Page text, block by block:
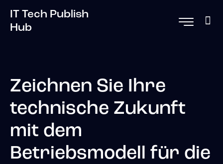
IT Tech Publish
Hub
Zeichnen Sie Ihre
technische Zukunft
mit dem
Betriebsmodell für die